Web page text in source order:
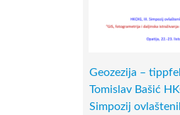
Geozezija –
Tomislav Bašić
Simpozij